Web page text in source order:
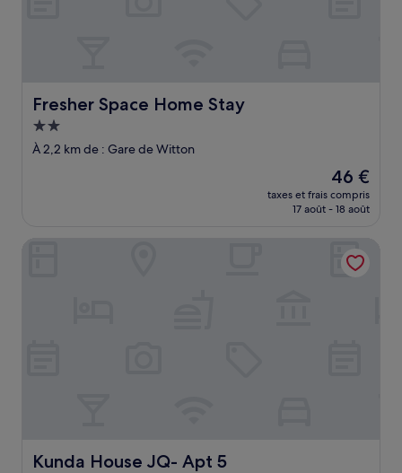
Fresher Space Home Stay
Fresher Space Home Stay
Hébergement
2.0 étoiles
À 2,2 km de : Gare de Witton
Le
nouveau
prix
de
46 €
46 €
taxes et frais compris
17 août - 18 août
Kunda House JQ- Apt 5
Kunda House JQ- Apt 5